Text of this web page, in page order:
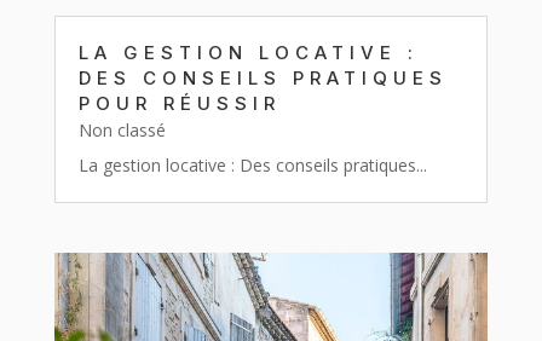
LA GESTION LOCATIVE :
DES CONSEILS PRATIQUES
POUR RÉUSSIR
Non classé
La gestion locative : Des conseils pratiques...